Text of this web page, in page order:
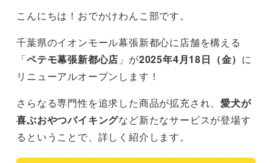
こんにちは！おでかけわんこ部です。
千葉県のイオンモール幕張新都心に店舗を構える
「ペテモ幕張新都心店 」が2025年4月18日（金） に
リニューアルオープンします！
さらなる専門性を追求した商品が拡充され、愛犬が
喜ぶおやつバイキングなど新たなサービスが登場す
るということで、詳しく紹介します。